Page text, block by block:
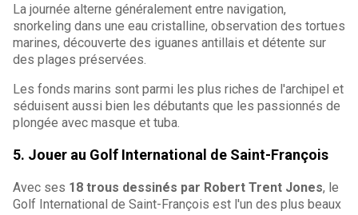
La journée alterne généralement entre navigation,
snorkeling dans une eau cristalline, observation des tortues
marines, découverte des iguanes antillais et détente sur
des plages préservées.
Les fonds marins sont parmi les plus riches de l'archipel et
séduisent aussi bien les débutants que les passionnés de
plongée avec masque et tuba.
5. Jouer au Golf International de Saint-François
Avec ses 18 trous dessinés par Robert Trent Jones, le
Golf International de Saint-François est l'un des plus beaux